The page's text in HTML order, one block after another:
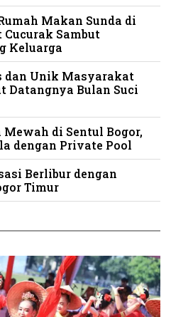
Makan Sunda di
Cucurak Sambut
Keluarga
dan Unik Masyarakat
Datangnya Bulan Suci
di Sentul Bogor,
dengan Private Pool
Berlibur dengan
Timur